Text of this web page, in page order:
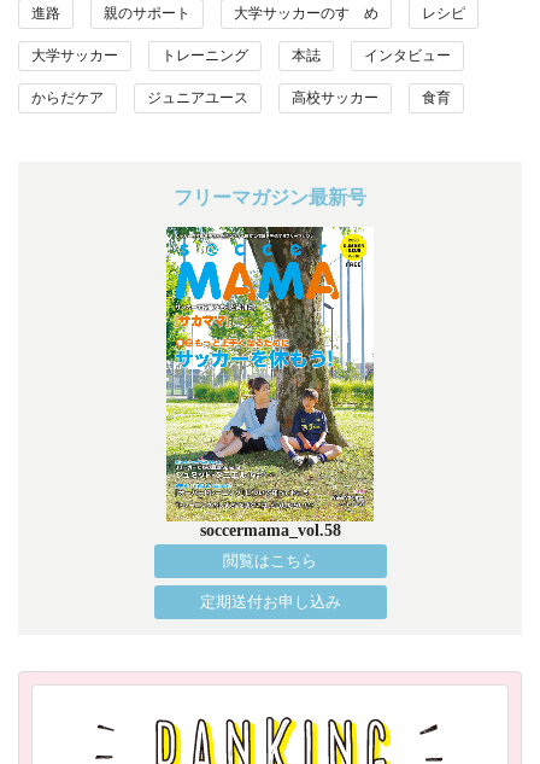
進路 親のサポート 大学サッカーのすゝめ レシピ
大学サッカー トレーニング 本誌 インタビュー
からだケア ジュニアユース 高校サッカー 食育
フリーマガジン最新号
soccermama_vol.58
閲覧はこちら
定期送付お申し込み